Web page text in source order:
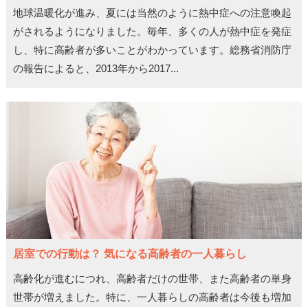
地球温暖化が進み、夏には当然のように熱中症への注意喚起
がされるようになりました。毎年、多くの人が熱中症を発症
し、特に高齢者が多いことがわかっています。総務省消防庁
の報告によると、2013年から2017...
居室での行動は？ 気になる高齢者の一人暮らし
高齢化が進むにつれ、高齢者だけの世帯、また高齢者の単身
世帯が増えました。特に、一人暮らしの高齢者は今後も増加